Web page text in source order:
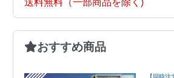
送料無料（一部商品を除く)
おすすめ商品
【同時